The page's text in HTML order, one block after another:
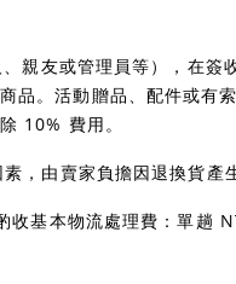
親友或管理員等），在簽
品。活動贈品、配件或有
10% 費用。
，由賣家負擔因退換貨產
基本物流處理費：單趟